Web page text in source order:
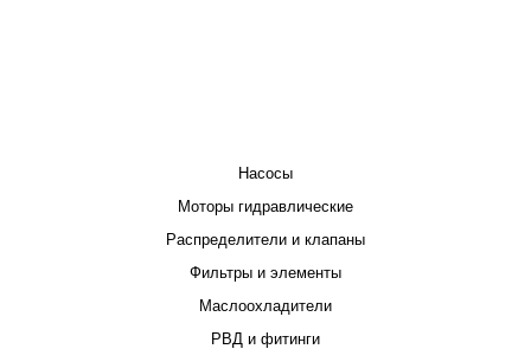
Насосы
Моторы гидравлические
Распределители и клапаны
Фильтры и элементы
Маслоохладители
РВД и фитинги